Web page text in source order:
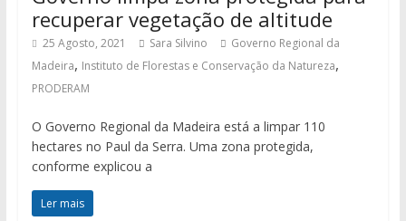
recuperar vegetação de altitude
25 Agosto, 2021 Sara Silvino
Governo Regional da
Madeira, Instituto de Florestas e Conservação da Natureza,
PRODERAM
O Governo Regional da Madeira está a limpar 110
hectares no Paul da Serra. Uma zona protegida,
conforme explicou a
Ler mais